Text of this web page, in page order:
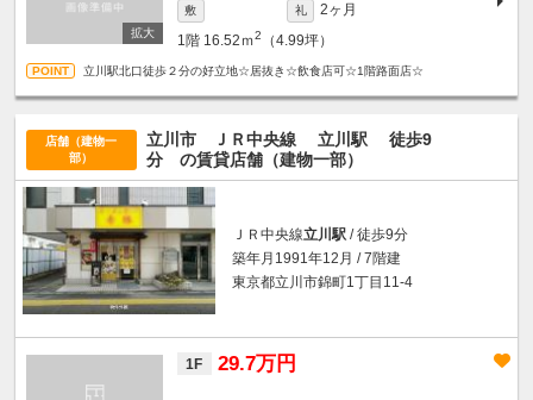
敷 礼
2ヶ月
1階 16.52ｍ2 （4.99坪）
立川駅北口徒歩２分の好立地☆居抜き☆飲食店可☆1階路面店☆
店舗（建物一
部）
立川市 ＪＲ中央線 立川駅
徒歩9
分 の賃貸店舗（建物一部）
ＪＲ中央線立川駅 / 徒歩9分
築年月1991年12月 / 7階建
東京都立川市錦町1丁目11-4
1F 29.7万円